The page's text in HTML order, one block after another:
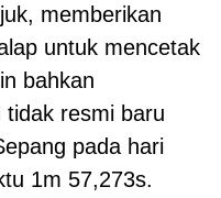
memberikan
untuk mencetak
bahkan
resmi baru
pada hari
1m 57,273s.